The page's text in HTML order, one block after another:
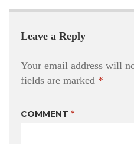
Leave a Reply
Your email address will
fields are marked *
COMMENT *